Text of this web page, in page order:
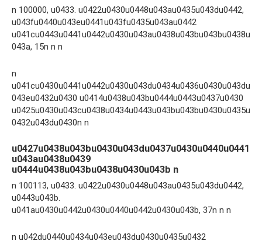
n 100000, u0433. u0422u0430u0448u043au0435u043du0442,
u043fu0440u043eu0441u043fu0435u043au0442
u041cu0443u0441u0442u0430u043au0438u043bu043bu0438u
043a, 15n n n
n
u041cu0430u0441u0442u0430u043du0434u0436u0430u043du
043eu0432u0430 u0414u0438u043bu0444u0443u0437u0430
u0425u0430u043cu0438u0434u0443u043bu043bu0430u0435u
0432u043du0430n n
u0427u0438u043bu0430u043du0437u0430u0440u0441
u043au0438u0439
u0444u0438u043bu0438u0430u043b n
n 100113, u0433. u0422u0430u0448u043au0435u043du0442,
u0443u043b.
u041au0430u0442u0430u0440u0442u0430u043b, 37n n n
n u042du0440u0434u043eu043du0430u0435u0432